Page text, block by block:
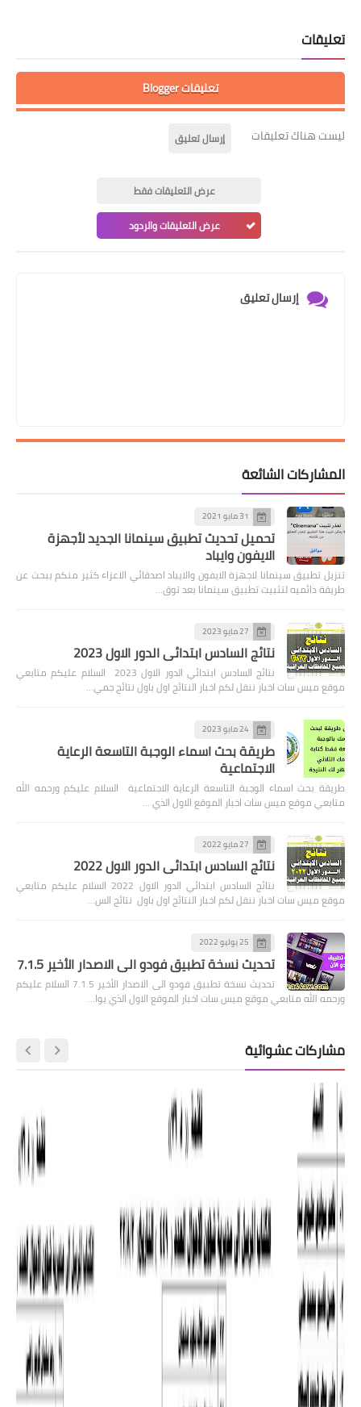
تعليقات
تعليقات Blogger
ليست هناك تعليقات إرسال تعليق
عرض التعليقات فقط
عرض التعليقات والردود
إرسال تعليق
المشاركات الشائعة
31 مايو 2021
تحميل تحديث تطبيق سينمانا الجديد لأجهزة
الايفون وايباد
تنزيل تطبيق سينمانا لاجهزة الايفون والايباد اصدقائي الاعزاء كثير منكم يبحث عن
طريقة دائميه لتثبيت تطبيق سينمانا بعد توق…
27 مايو 2023
نتائج السادس ابتدائي الدور الاول 2023
نتائج السادس ابتدائي الدور الاول 2023 السلام عليكم متابعي
موقع ميس سات اخبار ننقل لكم اخبار النتائج اول باول نتائج جمي…
24 مايو 2023
طريقة بحث اسماء الوجبة التاسعة الرعاية
الاجتماعية
طريقة بحث اسماء الوجبة التاسعة الرعاية الاجتماعية السلام عليكم ورحمه الله
متابعي موقع ميس سات اخبار الموقع الاول الذي …
27 مايو 2022
نتائج السادس ابتدائي الدور الاول 2022
نتائج السادس ابتدائي الدور الاول 2022 السلام عليكم متابعي
موقع ميس سات اخبار ننقل لكم اخبار النتائج اول باول نتائج الس…
25 يوليو 2022
تحديث نسخة تطبيق فودو الى الاصدار الأخير 7.1.5
تحديث نسخة تطبيق فودو الى الاصدار الأخير 7.1.5 السلام عليكم
ورحمه الله متابعي موقع ميس سات اخبار الموقع الاول الذي يوا…
مشاركات عشوائية